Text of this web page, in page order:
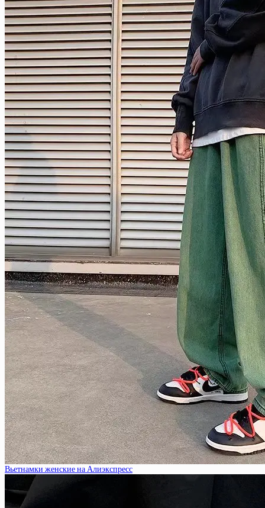
Вьетнамки женские на Алиэкспресс